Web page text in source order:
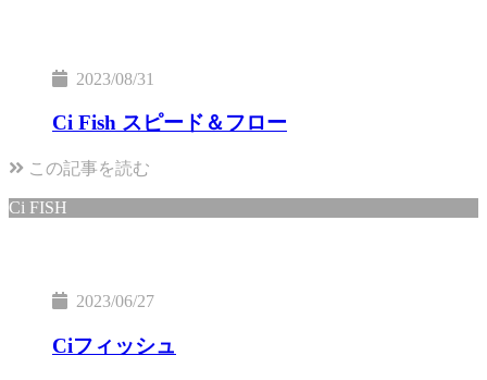
2023/08/31
Ci Fish スピード＆フロー
この記事を読む
Ci FISH
2023/06/27
Ciフィッシュ